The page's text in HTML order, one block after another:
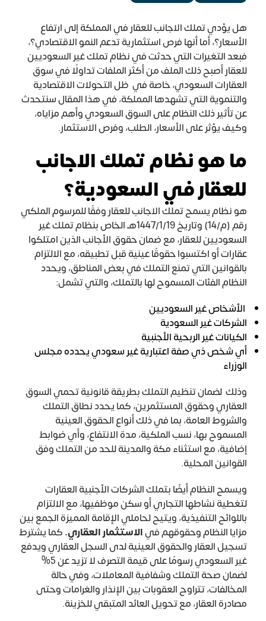
هل يؤدي تملك الاجانب للعقار في المملكة إلى ارتفاع
الأسعار؟، أما أنها فرص استثمارية تدعم النمو الاقتصادي؟،
فبعد التغيرات التي حدثت في نظام تملك غير السعوديين
للعقار أصبح ذلك الملف من أكثر الملفات تداولًا في سوق
العقارات السعودي، خاصة في ظل التحولات الاقتصادية
والتنموية التي تشهدها المملكة، في هذا المقال سنتحدث
عن تأثير ذلك النظام على السوق السعودي وأهم مزاياه،
وكيف يؤثر على الأسعار، الطلب، وفرص الاستثمار.
ما هو نظام تملك الاجانب
للعقار في السعودية؟
هو نظام يسمح تملك الاجانب للعقار وفقًا للمرسوم الملكي
رقم (م/14) وتاريخ 1447/1/19هـ الخاص بنظام تملك غير
السعوديين للعقار، مع ضمان حقوق الأجانب الذين امتلكوا
عقارات أو اكتسبوا حقوقًا عينية قبل تطبيقه، مع الالتزام
بالقوانين التي تمنع التملك في بعض المناطق، ويحدد
النظام الفئات المسموح لها بالتملك، والتي تشمل:
الأشخاص غير السعوديين
الشركات غير السعودية
الكيانات غير الربحية الأجنبية
أي شخص ذي صفة اعتبارية غير سعودي يحدده مجلس
الوزراء
وذلك لضمان تنظيم التملك بطريقة قانونية تحمي السوق
العقاري وحقوق المستثمرين، كما يحدد نطاق التملك
والشروط العامة، بما في ذلك أنواع الحقوق العينية
المسموح بها، نسب الملكية، مدة الانتفاع، وأي ضوابط
إضافية، مع استثناء مكة والمدينة للحد من التملك وفق
القوانين المحلية.
ويسمح النظام أيضًا بتملك الشركات الأجنبية العقارات
لتغطية نشاطها التجاري أو سكن موظفيها، مع الالتزام
باللوائح التنفيذية، ويتيح لحاملي الإقامة المميزة الجمع بين
مزايا النظام وحقوقهم فيالاستثمار العقاري.كما يشترط
تسجيل العقار والحقوق العينية لدى السجل العقاري ويدفع
غير السعودي رسومًا على قيمة التصرف لا تزيد عن 5%
لضمان صحة التملك وشفافية المعاملات، وفي حالة
المخالفات، تتراوح العقوبات بين الإنذار والغرامات وحتى
مصادرة العقار، مع تحويل العائد المتبقي للخزينة.